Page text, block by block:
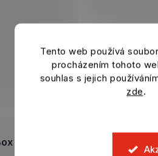
Tento web používá
procházením tohoto
souhlas s jejich
zde.
MyJersey FRANCIE